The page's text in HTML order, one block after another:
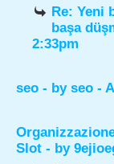
Re: Yeni
başa
2:33pm
seo - by seo -
Slot - by